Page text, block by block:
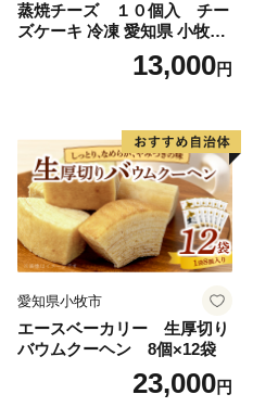
蒸焼チーズ １０個入 チー
ズケーキ 冷凍 愛知県 小牧市
アンプチベアやぐま13,000円
愛知県小牧市
エースベーカリー 生厚切り
バウムクーヘン 8個×12袋
23,000円